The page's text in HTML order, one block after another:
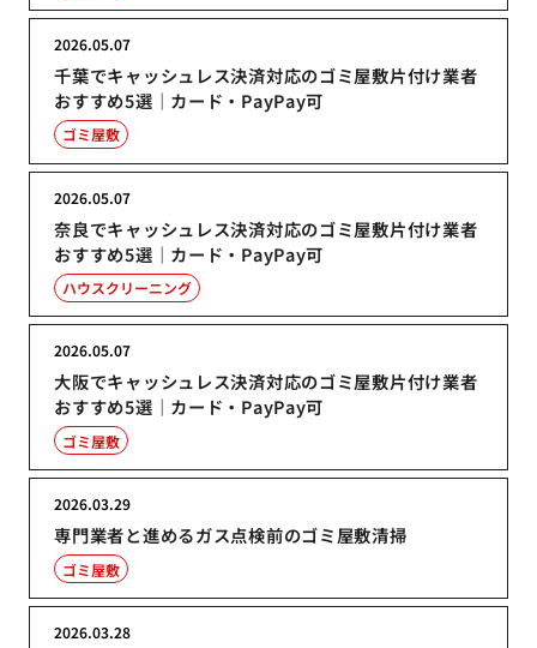
千葉でキャッシュレス決済対応のゴミ屋敷片付け業者
おすすめ5選｜カード・PayPay可
2026.05.07
ゴミ屋敷
奈良でキャッシュレス決済対応のゴミ屋敷片付け業者
おすすめ5選｜カード・PayPay可
2026.05.07
ハウスクリーニング
大阪でキャッシュレス決済対応のゴミ屋敷片付け業者
おすすめ5選｜カード・PayPay可
2026.05.07
ゴミ屋敷
専門業者と進めるガス点検前のゴミ屋敷清掃
2026.03.29
ゴミ屋敷
2026.03.28